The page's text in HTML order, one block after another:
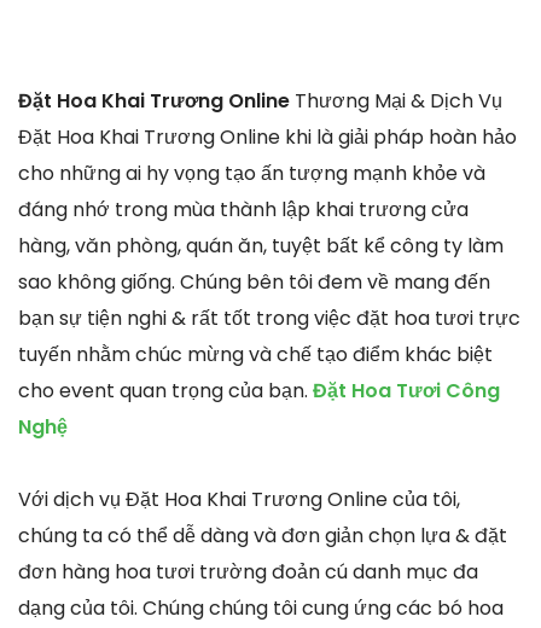
Đặt Hoa Khai Trương Online Thương Mại & Dịch Vụ
Đặt Hoa Khai Trương Online khi là giải pháp hoàn hảo
cho những ai hy vọng tạo ấn tượng mạnh khỏe và
đáng nhớ trong mùa thành lập khai trương cửa
hàng, văn phòng, quán ăn, tuyệt bất kể công ty làm
sao không giống. Chúng bên tôi đem về mang đến
bạn sự tiện nghi & rất tốt trong việc đặt hoa tươi trực
tuyến nhằm chúc mừng và chế tạo điểm khác biệt
cho event quan trọng của bạn. Đặt Hoa Tươi Công
Nghệ
Với dịch vụ Đặt Hoa Khai Trương Online của tôi,
chúng ta có thể dễ dàng và đơn giản chọn lựa & đặt
đơn hàng hoa tươi trường đoản cú danh mục đa
dạng của tôi. Chúng chúng tôi cung ứng các bó hoa